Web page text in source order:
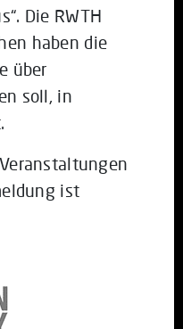
Die RWTH
haben die
über
soll, in
ist